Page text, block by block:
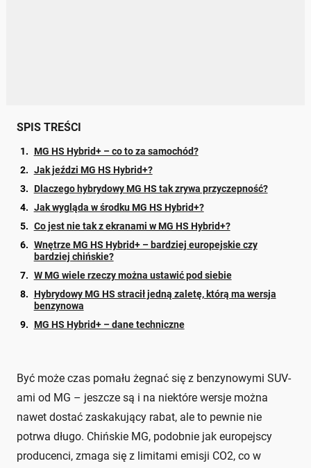
SPIS TREŚCI
MG HS Hybrid+ – co to za samochód?
Jak jeździ MG HS Hybrid+?
Dlaczego hybrydowy MG HS tak zrywa przyczepność?
Jak wygląda w środku MG HS Hybrid+?
Co jest nie tak z ekranami w MG HS Hybrid+?
Wnętrze MG HS Hybrid+ – bardziej europejskie czy
bardziej chińskie?
W MG wiele rzeczy można ustawić pod siebie
Hybrydowy MG HS stracił jedną zaletę, którą ma wersja
benzynowa
MG HS Hybrid+ – dane techniczne
Być może czas pomału żegnać się z benzynowymi SUV-
ami od MG – jeszcze są i na niektóre wersje można
nawet dostać zaskakujący rabat, ale to pewnie nie
potrwa długo. Chińskie MG, podobnie jak europejscy
producenci, zmaga się z limitami emisji CO2, co w